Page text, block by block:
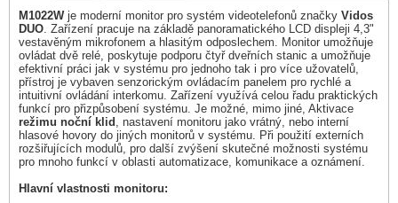
M1022Wje moderní monitor pro systém videotelefonů značky Vidos
DUO. Zařízení pracuje na základě panoramatického LCD displeji 4,3"
vestavěným mikrofonem a hlasitým odposlechem. Monitor umožňuje
ovládat dvě relé, poskytuje podporu čtyř dveřních stanic a umožňuje
efektivní práci jak v systému pro jednoho tak i pro více užovatelů,
přístroj je vybaven senzorickým ovládacím panelem pro rychlé a
intuitivní ovládání interkomu. Zařízení využívá celou řadu praktických
funkcí pro přizpůsobení systému. Je možné, mimo jiné, Aktivace
režimu noční klid , nastavení monitoru jako vrátný, nebo interní
hlasové hovory do jiných monitorů v systému. Při použití externích
rozšiřujících modulů, pro další zvýšení skutečné možnosti systému
pro mnoho funkcí v oblasti automatizace, komunikace a oznámení.
Hlavní vlastnosti monitoru: